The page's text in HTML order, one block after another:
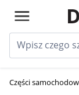
Części